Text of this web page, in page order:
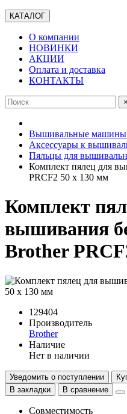
КАТАЛОГ
О компании
НОВИНКИ
АКЦИИ
Оплата и доставка
КОНТАКТЫ
×
Вышивальные машины
Аксессуары к
Пяльцы для
Комплект пялец для
PRCF2 50 х 130 мм
Комплект
вышивания
Brother
129404
Производитель
Brother
Наличие
Нет в наличии
Уведомить о поступлении
В закладки
В сравнение
Совместимость